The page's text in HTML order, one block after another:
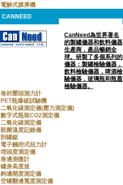
電解式膜厚機
CANNEED
CanNeed為世界著名
的製罐儀器和飲料儀器
生產商，產品暢銷全
球。研製了多個系列的
儀器：製罐檢驗儀器，
飲料檢驗儀器，啤酒檢
驗儀器，玻璃瓶和瓶蓋
檢驗儀器。
卷封壓頭測力計
PET瓶爆破試驗機
二氧化碳測定儀(壓力測定儀)
數字式瓶裝CO2測定儀
二氧化碳測定儀
殺菌溫度記錄儀
剖罐鋸
電子觸控式扭力計
埋頭度測定儀
卷邊測微計
罐身高度規
鉤邊開度測定儀
空罐翻邊寬度測定儀